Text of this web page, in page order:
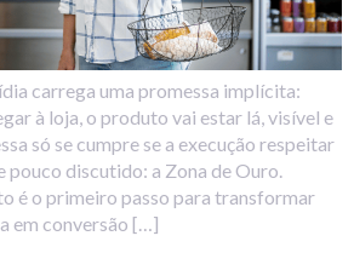
carrega uma promessa implícita:
à loja, o produto vai estar lá, visível e
só se cumpre se a execução respeitar
pouco discutido: a Zona de Ouro.
é o primeiro passo para transformar
em conversão […]